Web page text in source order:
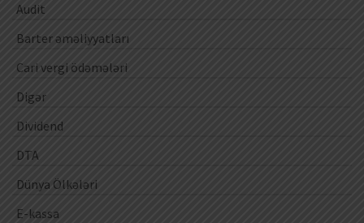
Audit
Barter əməliyyatları
Cari vergi ödəmələri
Digər
Dividend
DTA
Dünya Ölkələri
E-kassa